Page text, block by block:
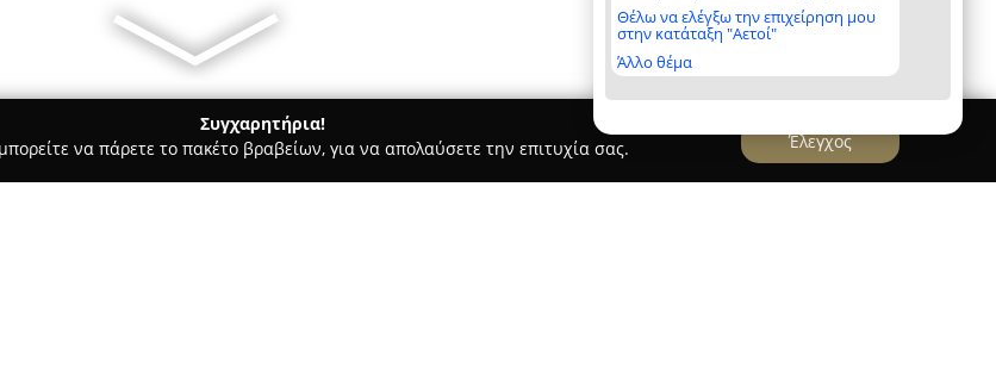
Θέλω να ελέγξω την επιχείρηση μου
στην κατάταξη "Αετοί"
Άλλο θέμα
Συγχαρητήρια!
να πάρετε το πακέτο βραβείων, για να απολαύσετε την επιτυχία σας.
Έλεγχος